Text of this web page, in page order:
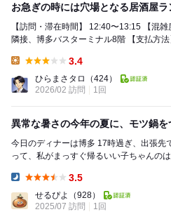
お急ぎの時には穴場となる居酒屋ラ
【訪問・滞在時間】 12:40〜13:15 【混雑度】 空席多数 【立地】 博多駅
3.4
ひらまさタロ
（424）
2026/02 訪問
1回
異常な暑さの今年の夏に、モツ鍋
今日のディナーは博多 17時過ぎ、出張先での仕事が終わった だからとい
って、私がまっすぐ帰るいい子ちゃんのはずがない 食べロ
3.5
せるぴよ
（928）
2025/07 訪問
1回